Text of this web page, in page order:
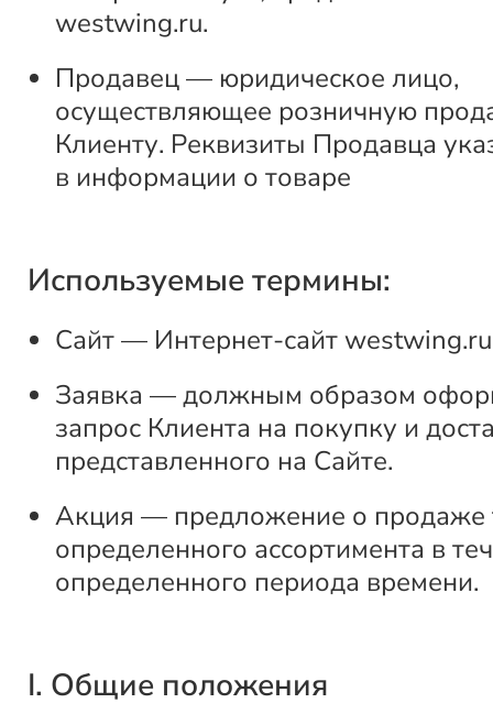
westwing.ru.
Продавец — юридическое лицо,
осуществляющее розничную
Клиенту. Реквизиты Продавца
в информации о товаре
Используемые термины:
Сайт — Интернет-сайт westwing.ru
Заявка — должным образом
запрос Клиента на покупку и
представленного на Сайте.
Акция — предложение о продаже
определенного ассортимента в
определенного периода времени.
I. Общие положения